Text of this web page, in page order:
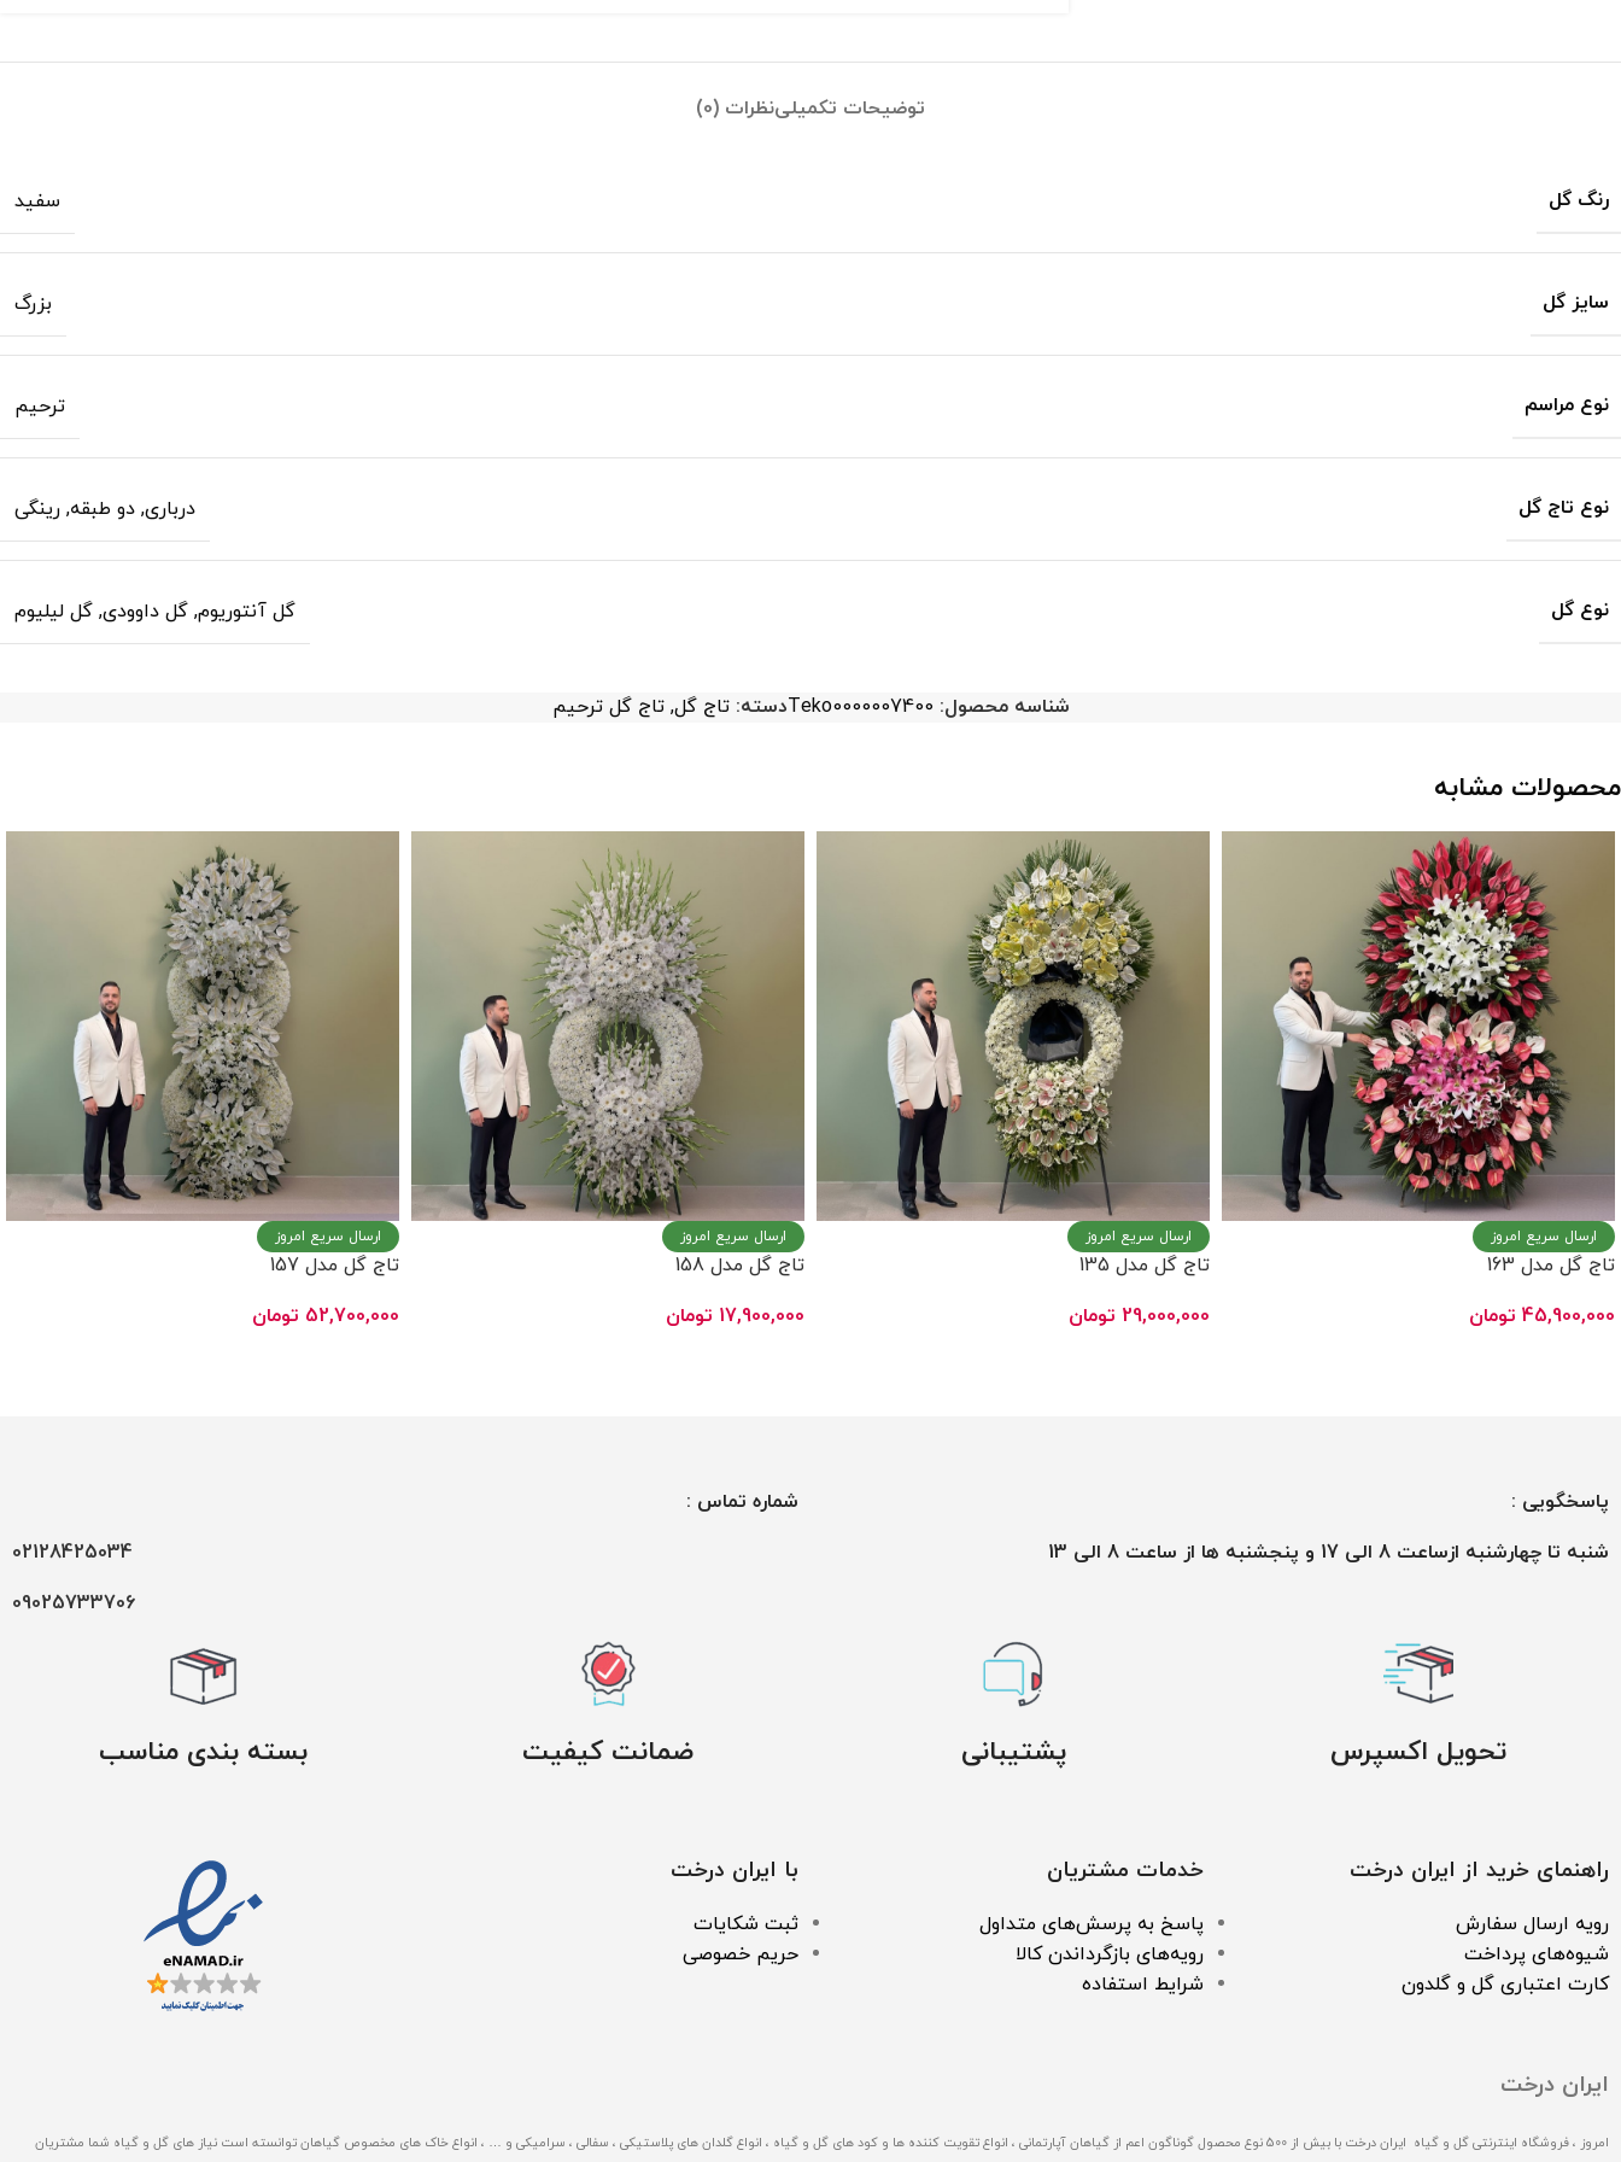
توضیحات تکمیلینظرات (0)
رنگ گل سفید
سایز گل بزرگ
نوع مراسم ترحیم
نوع تاج گل درباری, دو طبقه, رینگی
نوع گل گل آنتوریوم, گل داوودی, گل لیلیوم
شناسه محصول: Teko0000007400دسته: تاج گل, تاج گل ترحیم
محصولات مشابه
ارسال سریع امروز
تاج گل مدل 163
45,900,000 تومان
ارسال سریع امروز
تاج گل مدل 135
29,000,000 تومان
ارسال سریع امروز
تاج گل مدل 158
17,900,000 تومان
ارسال سریع امروز
تاج گل مدل 157
52,700,000 تومان
پاسخگویی :
شنبه تا چهارشنبه ازساعت 8 الی 17 و پنجشنبه ها از ساعت 8 الی 13
شماره تماس :
02128425034
09025733706
تحویل اکسپرس پشتیبانی ضمانت کیفیت بسته بندی مناسب
راهنمای خرید از ایران درخت
رویه ارسال سفارش
شیوه‌های پرداخت
کارت اعتباری گل و گلدون
خدمات مشتریان
پاسخ به پرسش‌های متداول
رویه‌های بازگرداندن کالا
شرایط استفاده
با ایران درخت
ثبت شکایات
حریم خصوصی
ایران درخت
امروز ، فروشگاه اینترنتی گل و گیاه ایران درخت با بیش از 500 نوع محصول گوناگون اعم از گیاهان آپارتمانی ، انواع تقویت کننده ها و کود های گل و گیاه ، انواع گلدان های پلاستیکی ، سفالی ، سرامیکی و … ، انواع خاک های مخصوص گیاهان توانسته است نیاز های گل و گیاه شما مشتریان